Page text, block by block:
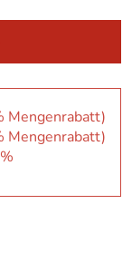
Mengenrabatt)
Mengenrabatt)